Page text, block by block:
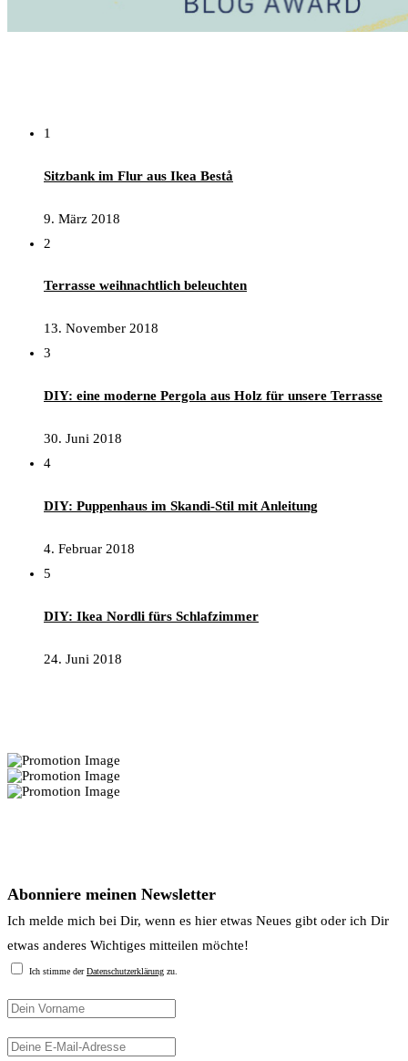
1
Sitzbank im Flur aus Ikea Bestå
9. März 2018
2
Terrasse weihnachtlich beleuchten
13. November 2018
3
DIY: eine moderne Pergola aus Holz für unsere Terrasse
30. Juni 2018
4
DIY: Puppenhaus im Skandi-Stil mit Anleitung
4. Februar 2018
5
DIY: Ikea Nordli fürs Schlafzimmer
24. Juni 2018
Abonniere meinen Newsletter
Ich melde mich bei Dir, wenn es hier etwas Neues gibt oder ich Dir
etwas anderes Wichtiges mitteilen möchte!
Ich stimme derDatenschutzerklärung zu.